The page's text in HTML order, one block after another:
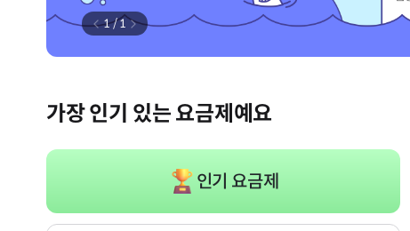
1/1
가장 인기 있는 요금제예요
인기 요금제